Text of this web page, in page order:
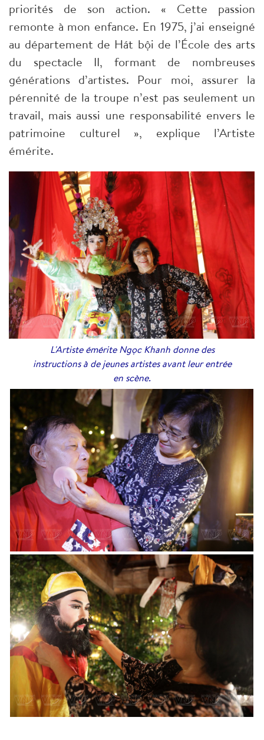
priorités de son action. « Cette passion
remonte à mon enfance. En 1975, j’ai enseigné
au département de Hát bội de l’École des arts
du spectacle II, formant de nombreuses
générations d’artistes. Pour moi, assurer la
pérennité de la troupe n’est pas seulement un
travail, mais aussi une responsabilité envers le
patrimoine culturel », explique l’Artiste
émérite.
L'Artiste émérite Ngọc Khanh donne des
instructions à de jeunes artistes avant leur entrée
en scène.